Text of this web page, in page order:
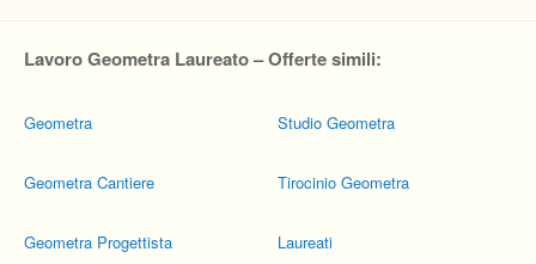
Lavoro Geometra Laureato – Offerte simili:
Geometra
Geometra Cantiere
Geometra Progettista
Studio Geometra
Tirocinio Geometra
Laureati